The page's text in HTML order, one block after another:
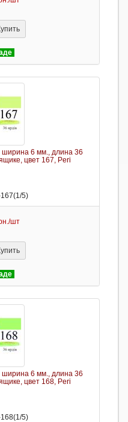
ширина 6 мм., длина 36
цвет 167, Peri
5)
шт
ширина 6 мм., длина 36
цвет 168, Peri
5)